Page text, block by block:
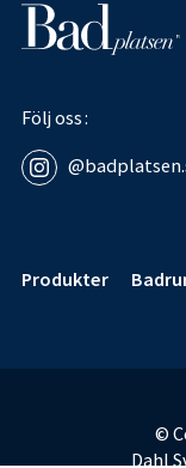
Följ oss
Produkter
©
Dahl